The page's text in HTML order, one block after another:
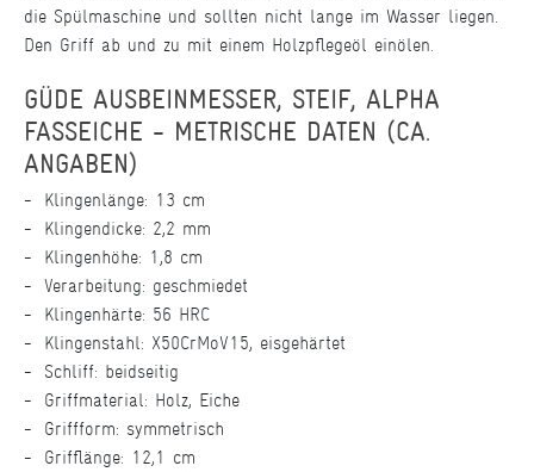
die Spülmaschine und sollten nicht lange im Wasser liegen.
Den Griff ab und zu mit einem Holzpflegeöl einölen.
GÜDE AUSBEINMESSER, STEIF, ALPHA
FASSEICHE - METRISCHE DATEN (CA.
ANGABEN)
Klingenlänge: 13 cm
Klingendicke: 2,2 mm
Klingenhöhe: 1,8 cm
Verarbeitung: geschmiedet
Klingenhärte: 56 HRC
Klingenstahl: X50CrMoV15, eisgehärtet
Schliff: beidseitig
Griffmaterial: Holz, Eiche
Griffform: symmetrisch
Grifflänge: 12,1 cm